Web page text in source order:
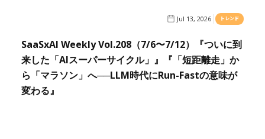
Jul 13, 2026 トレンド
SaaSxAI Weekly Vol.208（7/6〜7/12）『ついに到
来した「AIスーパーサイクル」』『「短距離走」か
ら「マラソン」へ──LLM時代にRun-Fastの意味が
変わる』